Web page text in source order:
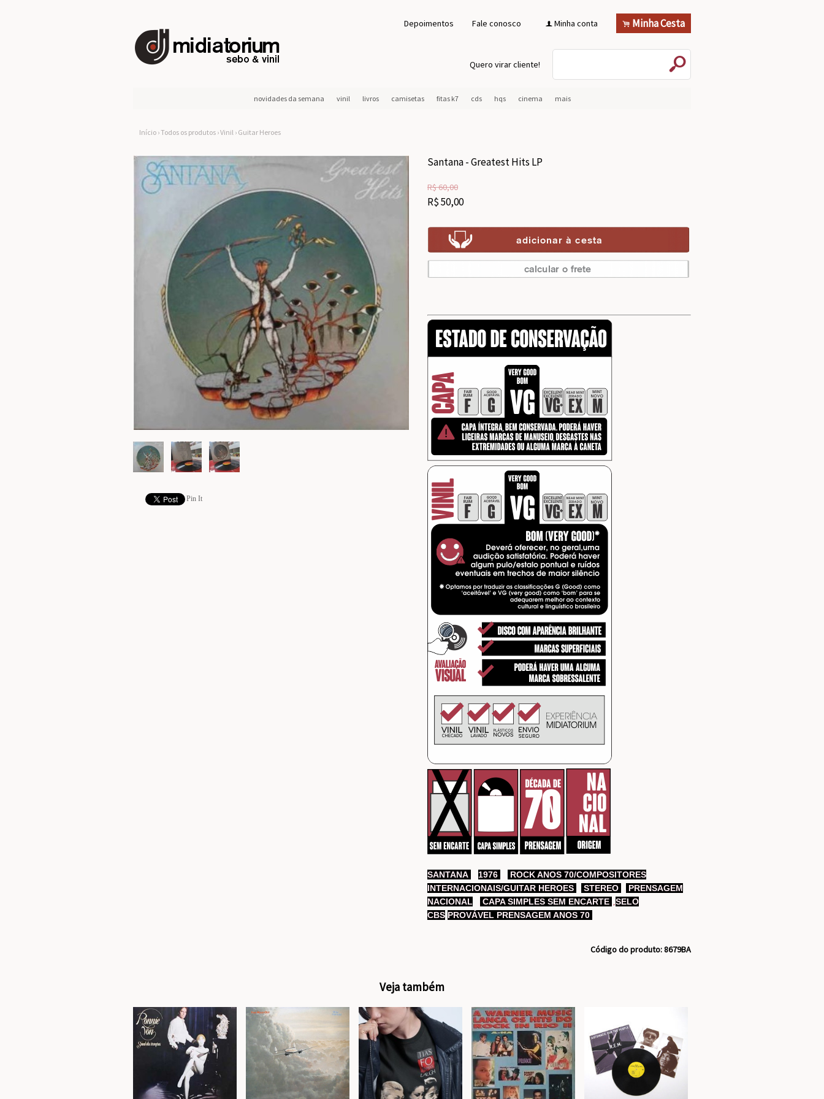
Depoimentos Fale conosco f Minha conta . Minha Cesta
Quero virar cliente! s
novidades da semana vinil livros camisetas fitas k7 cds hqs cinema mais
Início ›Todos os produtos ›Vinil › Guitar Heroes
Pin It
Santana - Greatest Hits LP
R$60,00
R$50,00
SANTANA 1976
ROCK ANOS 70/COMPOSITORES
INTERNACIONAIS/GUITAR HEROES
STEREO
PRENSAGEM
NACIONAL
CAPA SIMPLES SEM ENCARTE ,SELO
CBS PROVÁVEL PRENSAGEM ANOS 70
Código do produto: 8679BA
Veja também